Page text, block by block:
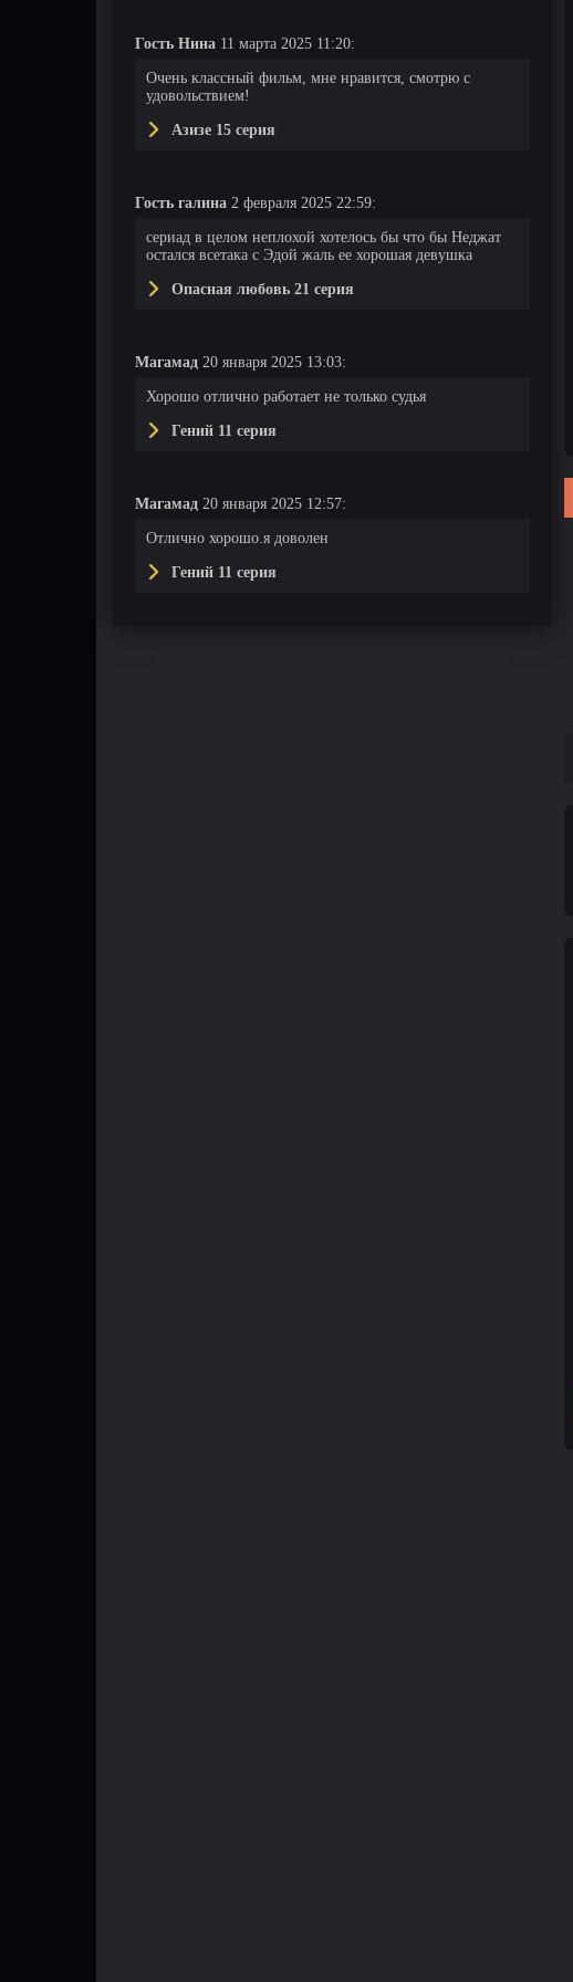
Гость Нина 11 марта 2025 11:20:
Очень классный фильм, мне нравится, смотрю с
удовольствием!
Азизе 15 серия
Гость галина 2 февраля 2025 22:59:
сериад в целом неплохой хотелось бы что бы Неджат
остался всетака с Эдой жаль ее хорошая девушка
Опасная любовь 21 серия
Магамад 20 января 2025 13:03:
Хорошо отлично работает не только судья
Гений 11 серия
Магамад 20 января 2025 12:57:
Отлично хорошо.я доволен
Гений 11 серия